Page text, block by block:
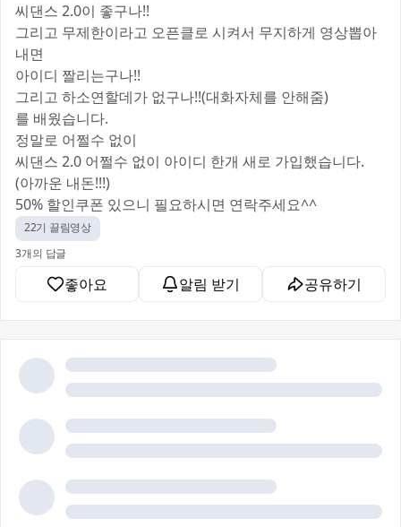
씨댄스 2.0이 좋구나!!
그리고 무제한이라고 오픈클로 시켜서 무지하게 영상뽑아
내면
아이디 짤리는구나!!
그리고 하소연할데가 없구나!!(대화자체를 안해줌)
를 배웠습니다.
정말로 어쩔수 없이
씨댄스 2.0 어쩔수 없이 아이디 한개 새로 가입했습니다.
(아까운 내돈!!!)
50% 할인쿠폰 있으니 필요하시면 연락주세요^^
22기 끌림영상
3개의 답글
좋아요 알림 받기 공유하기